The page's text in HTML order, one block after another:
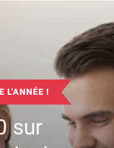
L'ANNÉE !
sur